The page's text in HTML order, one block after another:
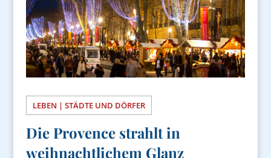
LEBEN | STÄDTE UND DÖRFER
Die Provence strahlt in
weihnachtlichem Glanz